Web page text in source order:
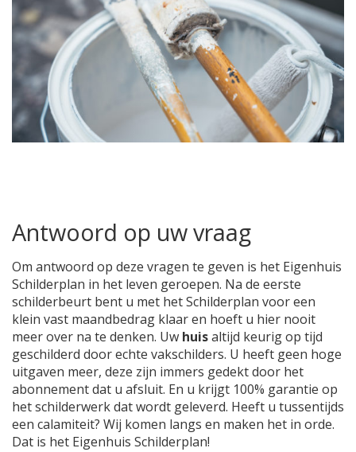
Antwoord op uw vraag
Om antwoord op deze vragen te geven is het Eigenhuis
Schilderplan in het leven geroepen. Na de eerste
schilderbeurt bent u met het Schilderplan voor een
klein vast maandbedrag klaar en hoeft u hier nooit
meer over na te denken. Uw huisaltijd keurig op tijd
geschilderd door echte vakschilders. U heeft geen hoge
uitgaven meer, deze zijn immers gedekt door het
abonnement dat u afsluit. En u krijgt 100% garantie op
het schilderwerk dat wordt geleverd. Heeft u tussentijds
een calamiteit? Wij komen langs en maken het in orde.
Dat is het Eigenhuis Schilderplan!